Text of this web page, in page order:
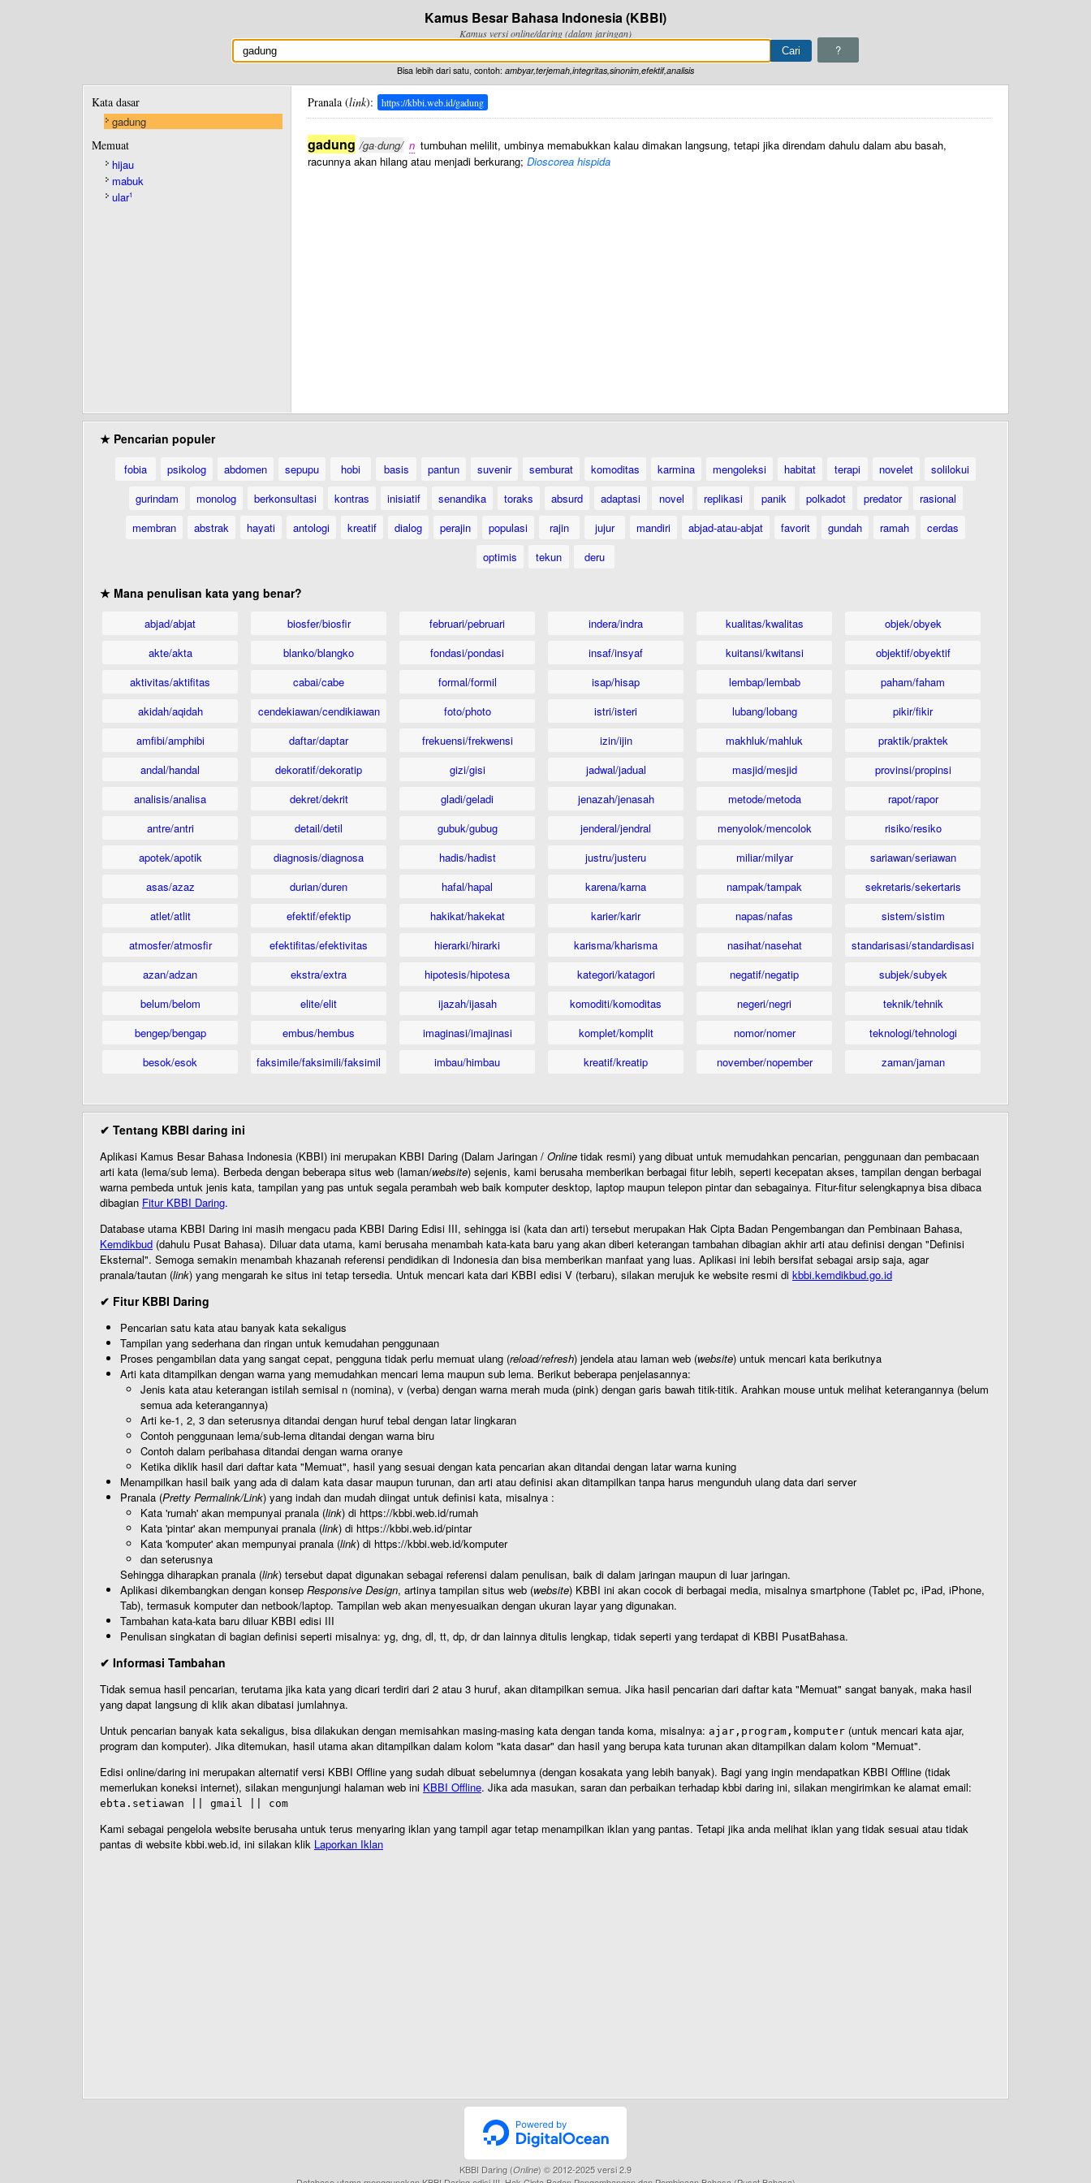
Kamus Besar Bahasa Indonesia (KBBI)
Kamus versi online/daring (dalam jaringan)
?
Bisa lebih dari satu, contoh: ambyar,terjemah,integritas,sinonim,efektif,analisis
Kata dasar
gadung
Memuat
hijau
mabuk
ular1
Pranala (link): https://kbbi.web.id/gadung
gadung /ga·dung/ n tumbuhan melilit, umbinya memabukkan kalau dimakan langsung, tetapi jika direndam dahulu dalam abu basah,
racunnya akan hilang atau menjadi berkurang; Dioscorea hispida
★ Pencarian populer
fobia psikolog abdomen sepupu hobi basis pantun suvenir semburat komoditas karmina mengoleksi habitat terapi novelet
solilokui
gurindam
monolog berkonsultasi kontras inisiatif senandika toraks absurd adaptasi novel replikasi panik polkadot predator
rasional
membran
abstrak hayati antologi kreatif dialog perajin populasi rajin jujur mandiri abjad-atau-abjat favorit gundah ramah
cerdas
optimis
tekun deru
★ Mana penulisan kata yang benar?
abjad/abjat
akte/akta
aktivitas/aktifitas
akidah/aqidah
amfibi/amphibi
andal/handal
analisis/analisa
antre/antri
apotek/apotik
asas/azaz
atlet/atlit
atmosfer/atmosfir
azan/adzan
belum/belom
bengep/bengap
besok/esok
biosfer/biosfir
blanko/blangko
cabai/cabe
cendekiawan/cendikiawan
daftar/daptar
dekoratif/dekoratip
dekret/dekrit
detail/detil
diagnosis/diagnosa
durian/duren
efektif/efektip
efektifitas/efektivitas
ekstra/extra
elite/elit
embus/hembus
faksimile/faksimili/faksimil
februari/pebruari
fondasi/pondasi
formal/formil
foto/photo
frekuensi/frekwensi
gizi/gisi
gladi/geladi
gubuk/gubug
hadis/hadist
hafal/hapal
hakikat/hakekat
hierarki/hirarki
hipotesis/hipotesa
ijazah/ijasah
imaginasi/imajinasi
imbau/himbau
indera/indra
insaf/insyaf
isap/hisap
istri/isteri
izin/ijin
jadwal/jadual
jenazah/jenasah
jenderal/jendral
justru/justeru
karena/karna
karier/karir
karisma/kharisma
kategori/katagori
komoditi/komoditas
komplet/komplit
kreatif/kreatip
kualitas/kwalitas
kuitansi/kwitansi
lembap/lembab
lubang/lobang
makhluk/mahluk
masjid/mesjid
metode/metoda
menyolok/mencolok
miliar/milyar
nampak/tampak
napas/nafas
nasihat/nasehat
negatif/negatip
negeri/negri
nomor/nomer
november/nopember
objek/obyek
objektif/obyektif
paham/faham
pikir/fikir
praktik/praktek
provinsi/propinsi
rapot/rapor
risiko/resiko
sariawan/seriawan
sekretaris/sekertaris
sistem/sistim
standarisasi/standardisasi
subjek/subyek
teknik/tehnik
teknologi/tehnologi
zaman/jaman
✔ Tentang KBBI daring ini
Aplikasi Kamus Besar Bahasa Indonesia (KBBI) ini merupakan KBBI Daring (Dalam Jaringan / Online tidak resmi) yang dibuat untuk memudahkan pencarian, penggunaan dan pembacaan
arti kata (lema/sub lema). Berbeda dengan beberapa situs web (laman/website) sejenis, kami berusaha memberikan berbagai fitur lebih, seperti kecepatan akses, tampilan dengan berbagai
warna pembeda untuk jenis kata, tampilan yang pas untuk segala perambah web baik komputer desktop, laptop maupun telepon pintar dan sebagainya. Fitur-fitur selengkapnya bisa dibaca
dibagian Fitur KBBI Daring.
Database utama KBBI Daring ini masih mengacu pada KBBI Daring Edisi III, sehingga isi (kata dan arti) tersebut merupakan Hak Cipta Badan Pengembangan dan Pembinaan Bahasa,
Kemdikbud (dahulu Pusat Bahasa). Diluar data utama, kami berusaha menambah kata-kata baru yang akan diberi keterangan tambahan dibagian akhir arti atau definisi dengan "Definisi
Eksternal". Semoga semakin menambah khazanah referensi pendidikan di Indonesia dan bisa memberikan manfaat yang luas. Aplikasi ini lebih bersifat sebagai arsip saja, agar
pranala/tautan (link) yang mengarah ke situs ini tetap tersedia. Untuk mencari kata dari KBBI edisi V (terbaru), silakan merujuk ke website resmi di kbbi.kemdikbud.go.id
✔ Fitur KBBI Daring
Pencarian satu kata atau banyak kata sekaligus
Tampilan yang sederhana dan ringan untuk kemudahan penggunaan
Proses pengambilan data yang sangat cepat, pengguna tidak perlu memuat ulang (reload/refresh) jendela atau laman web (website) untuk mencari kata berikutnya
Arti kata ditampilkan dengan warna yang memudahkan mencari lema maupun sub lema. Berikut beberapa penjelasannya:
Jenis kata atau keterangan istilah semisal n (nomina), v (verba) dengan warna merah muda (pink) dengan garis bawah titik-titik. Arahkan mouse untuk melihat keterangannya (belum
semua ada keterangannya)
Arti ke-1, 2, 3 dan seterusnya ditandai dengan huruf tebal dengan latar lingkaran
Contoh penggunaan lema/sub-lema ditandai dengan warna biru
Contoh dalam peribahasa ditandai dengan warna oranye
Ketika diklik hasil dari daftar kata "Memuat", hasil yang sesuai dengan kata pencarian akan ditandai dengan latar warna kuning
Menampilkan hasil baik yang ada di dalam kata dasar maupun turunan, dan arti atau definisi akan ditampilkan tanpa harus mengunduh ulang data dari server
Pranala (Pretty Permalink/Link) yang indah dan mudah diingat untuk definisi kata, misalnya :
Kata 'rumah' akan mempunyai pranala (link) di https://kbbi.web.id/rumah
Kata 'pintar' akan mempunyai pranala (link) di https://kbbi.web.id/pintar
Kata 'komputer' akan mempunyai pranala (link) di https://kbbi.web.id/komputer
dan seterusnya
Sehingga diharapkan pranala (link) tersebut dapat digunakan sebagai referensi dalam penulisan, baik di dalam jaringan maupun di luar jaringan.
Aplikasi dikembangkan dengan konsep Responsive Design, artinya tampilan situs web (website) KBBI ini akan cocok di berbagai media, misalnya smartphone (Tablet pc, iPad, iPhone,
Tab), termasuk komputer dan netbook/laptop. Tampilan web akan menyesuaikan dengan ukuran layar yang digunakan.
Tambahan kata-kata baru diluar KBBI edisi III
Penulisan singkatan di bagian definisi seperti misalnya: yg, dng, dl, tt, dp, dr dan lainnya ditulis lengkap, tidak seperti yang terdapat di KBBI PusatBahasa.
✔ Informasi Tambahan
Tidak semua hasil pencarian, terutama jika kata yang dicari terdiri dari 2 atau 3 huruf, akan ditampilkan semua. Jika hasil pencarian dari daftar kata "Memuat" sangat banyak, maka hasil
yang dapat langsung di klik akan dibatasi jumlahnya.
Untuk pencarian banyak kata sekaligus, bisa dilakukan dengan memisahkan masing-masing kata dengan tanda koma, misalnya: ajar,program,komputer (untuk mencari kata ajar,
program dan komputer). Jika ditemukan, hasil utama akan ditampilkan dalam kolom "kata dasar" dan hasil yang berupa kata turunan akan ditampilkan dalam kolom "Memuat".
Edisi online/daring ini merupakan alternatif versi KBBI Offline yang sudah dibuat sebelumnya (dengan kosakata yang lebih banyak). Bagi yang ingin mendapatkan KBBI Offline (tidak
memerlukan koneksi internet), silakan mengunjungi halaman web ini KBBI Offline. Jika ada masukan, saran dan perbaikan terhadap kbbi daring ini, silakan mengirimkan ke alamat email:
ebta.setiawan || gmail || com
Kami sebagai pengelola website berusaha untuk terus menyaring iklan yang tampil agar tetap menampilkan iklan yang pantas. Tetapi jika anda melihat iklan yang tidak sesuai atau tidak
pantas di website kbbi.web.id, ini silakan klik Laporkan Iklan
KBBI Daring (Online) © 2012-2025 versi 2.9